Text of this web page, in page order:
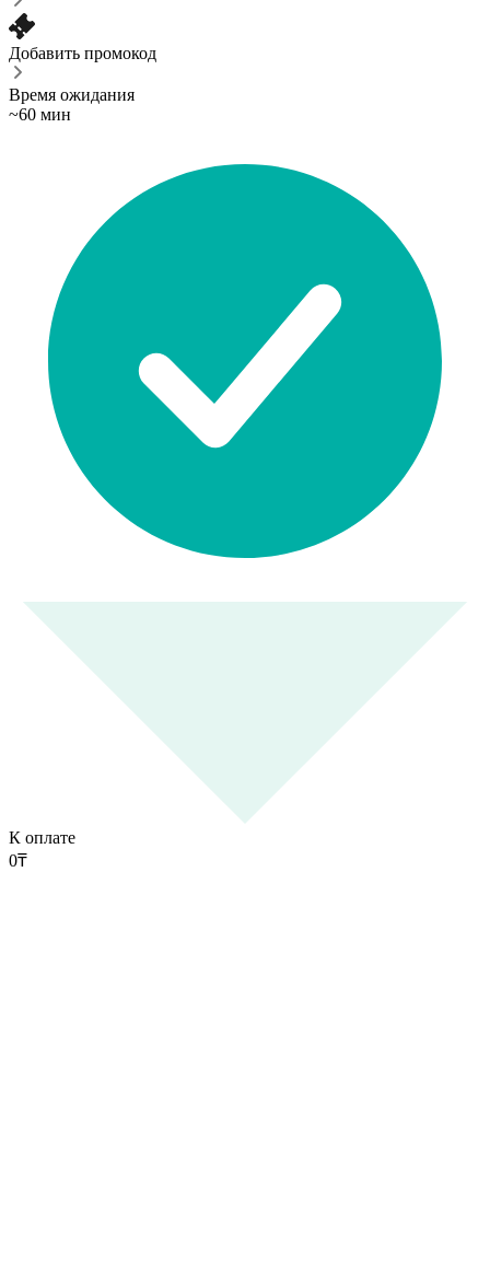
Добавить промокод
Время ожидания
~60 мин
К оплате
0₸